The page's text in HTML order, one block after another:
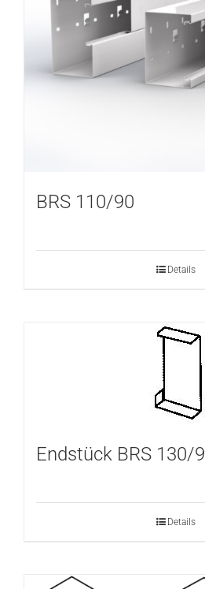
BRS 110/90
Details
Endstück BRS 130/
Details